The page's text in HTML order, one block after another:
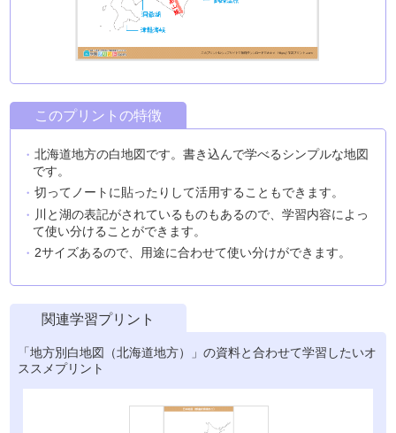
このプリントの特徴
北海道地方の白地図です。書き込んで学べるシンプルな地図
です。
切ってノートに貼ったりして活用することもできます。
川と湖の表記がされているものもあるので、学習内容によっ
て使い分けることができます。
2サイズあるので、用途に合わせて使い分けができます。
関連学習プリント
「地方別白地図（北海道地方）」の資料と合わせて学習したいオ
ススメプリント